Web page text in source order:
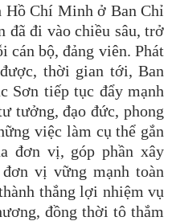
Hồ Chí Minh ở Ban Chỉ
đã đi vào chiều sâu, trở
cán bộ, đảng viên. Phát
thời gian tới, Ban
Sơn tiếp tục đẩy mạnh
tưởng, đạo đức, phong
việc làm cụ thể gắn
đơn vị, góp phần xây
vị vững mạnh toàn
thắng lợi nhiệm vụ
đồng thời tô thắm